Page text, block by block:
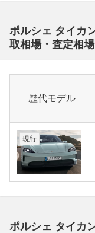
ポルシェ タイカ
取相場・査定相場
歴代モデル
現行
ポルシェ タイカ